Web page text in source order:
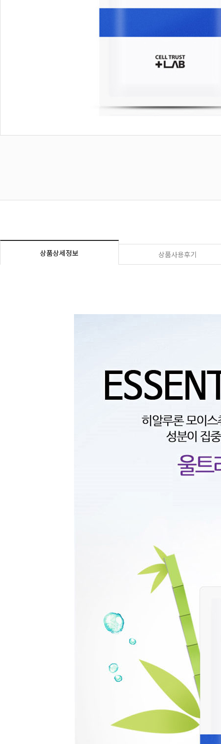
상품상세정보 상품사용후기